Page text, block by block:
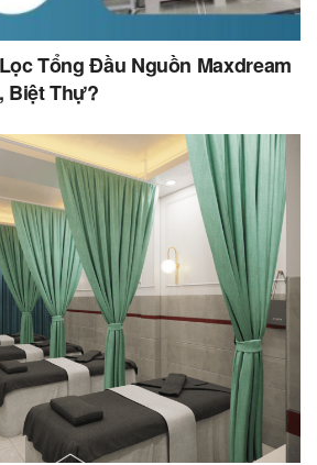
Tổng Đầu Nguồn Maxdream
Biệt Thự?